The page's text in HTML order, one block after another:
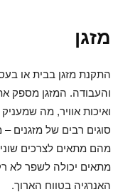
מזגן
התקנת מזגן בבית או
והעבודה. המזגן מספק
ואיכות אוויר, מה
מהם מתאים לצרכים
מתאים יכולה לשפר לא
האנרגיה בטווח הארוך.